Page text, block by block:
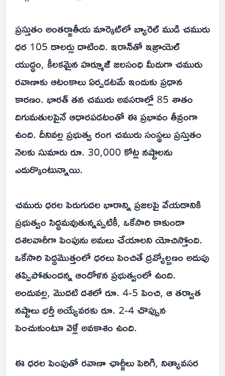
ప్రస్తుతం అంతర్జాతీయ మార్కెట్‌లో బ్యారెల్ ముడి చమురు
ధర 105 డాలర్లు దాటింది. ఇరాన్‌తో ఇజ్రాయెల్
యుద్ధం, కీలకమైన హర్మూజ్ జలసంధి మీదుగా చమురు
రవాణాకు ఆటంకాలు ఏర్పడటమే ఇందుకు ప్రధాన
కారణం. భారత్ తన చమురు అవసరాల్లో 85 శాతం
దిగుమతులపైనే ఆధారపడటంతో ఈ ప్రభావం తీవ్రంగా
ఉంది. దీనివల్ల ప్రభుత్వ రంగ చమురు సంస్థలు ప్రస్తుతం
నెలకు సుమారు రూ. 30,000 కోట్ల నష్టాలను
ఎదుర్కొంటున్నాయి.
చమురు ధరల పెరుగుదల భారాన్ని ప్రజలపై వేయడానికి
ప్రభుత్వం సిద్ధమవుతున్నప్పటికీ, ఒకేసారి కాకుండా
దశలవారీగా పెంపును అమలు చేయాలని యోచిస్తోంది.
ఒకేసారి పెద్దమొత్తంలో ధరలు పెంచితే ద్రవ్యోల్బణం అదుపు
తప్పిపోతుందన్న ఆందోళన ప్రభుత్వంలో ఉంది.
అందువల్ల, మొదటి దశలో రూ. 4-5 పెంచి, ఆ తర్వాత
నష్టాలు భర్తీ అయ్యేవరకు రూ. 2-4 చొప్పున
పెంచుకుంటూ వెళ్లే అవకాశం ఉంది.
ఈ ధరల పెంపుతో రవాణా ఛార్జీలు పెరిగి, నిత్యావసర